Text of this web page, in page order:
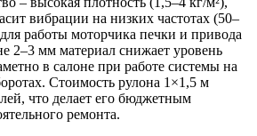
вибрации на низких частотах (50–
работы моторчика печки и привода
2–3 мм материал снижает уровень
в салоне при работе системы на
Стоимость рулона 1×1,5 м
что делает его бюджетным
ремонта.